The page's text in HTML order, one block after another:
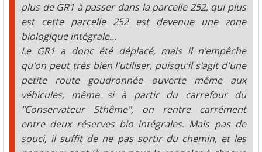
plus de GR1 à passer dans la parcelle 252, qui plus
est cette parcelle 252 est devenue une zone
biologique intégrale...
Le GR1 a donc été déplacé, mais il n'empêche
qu'on peut très bien l'utiliser, puisqu'il s'agit d'une
petite route goudronnée ouverte même aux
véhicules, même si à partir du carrefour du
"Conservateur Sthême", on rentre carrément
entre deux réserves bio intégrales. Mais pas de
souci, il suffit de ne pas sortir du chemin, et les